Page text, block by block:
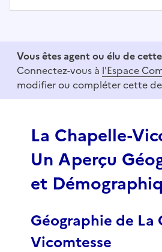
f
Vous êtes agent ou élu de
Connectez-vous à l'Espace
modifier ou compléter cette
La Chapelle-
Un Aperçu
et
Géographie de La
Vicomtesse